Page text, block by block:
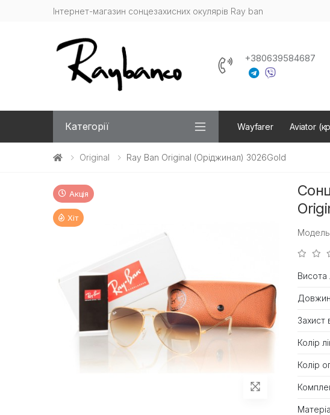
Інтернет-магазин сонцезахисних окулярів Ray ban
+380639584687
Категорії Wayfarer Aviator
Original Ray Ban Original (Оріджинал) 3026Gold
Акція
Хіт
Висота
Захист
Колір
Колір